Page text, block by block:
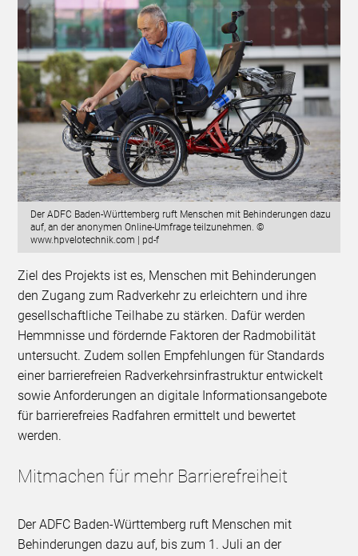
Der ADFC Baden-Württemberg ruft Menschen mit Behinderungen dazu
auf, an der anonymen Online-Umfrage teilzunehmen. ©
www.hpvelotechnik.com | pd-f
Ziel des Projekts ist es, Menschen mit Behinderungen
den Zugang zum Radverkehr zu erleichtern und ihre
gesellschaftliche Teilhabe zu stärken. Dafür werden
Hemmnisse und fördernde Faktoren der Radmobilität
untersucht. Zudem sollen Empfehlungen für Standards
einer barrierefreien Radverkehrsinfrastruktur entwickelt
sowie Anforderungen an digitale Informationsangebote
für barrierefreies Radfahren ermittelt und bewertet
werden.
Mitmachen für mehr Barrierefreiheit
Der ADFC Baden-Württemberg ruft Menschen mit
Behinderungen dazu auf, bis zum 1. Juli an der